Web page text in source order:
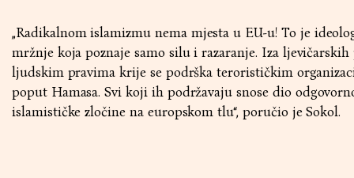
„Radikalnom islamizmu nema mjesta u EU-u! To je
mržnje koja poznaje samo silu i razaranje. Iza ljevičarskih
ljudskim pravima krije se podrška terorističkim
poput Hamasa. Svi koji ih podržavaju snose dio
islamističke zločine na europskom tlu“, poručio je Sokol.